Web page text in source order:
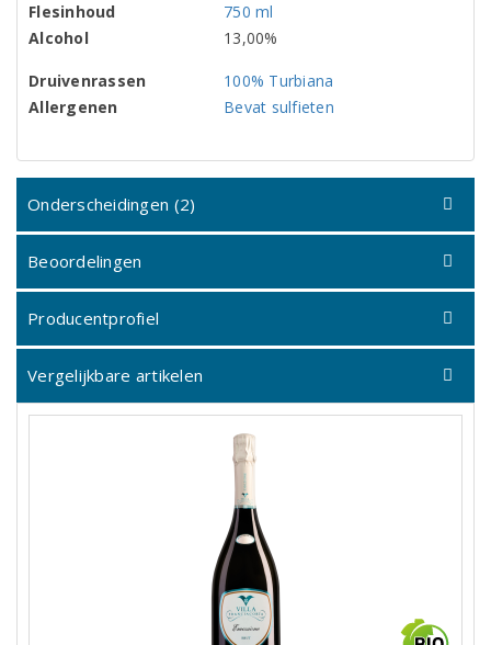
Flesinhoud
750 ml
Alcohol
13,00%
Druivenrassen
100% Turbiana
Allergenen
Bevat sulfieten
Onderscheidingen (2)
Beoordelingen
Producentprofiel
Vergelijkbare artikelen